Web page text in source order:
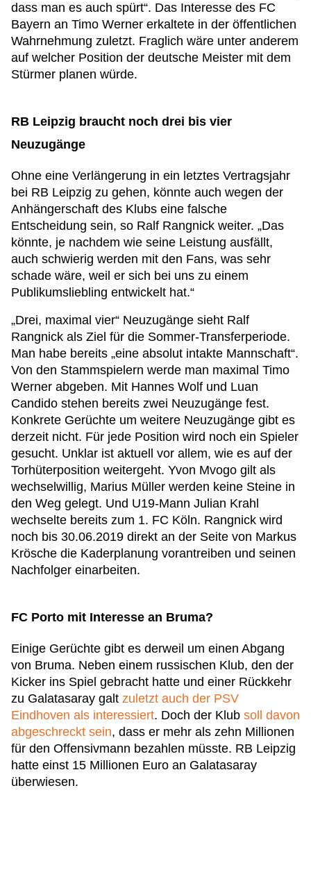
dass man es auch spürt“. Das Interesse des FC
Bayern an Timo Werner erkaltete in der öffentlichen
Wahrnehmung zuletzt. Fraglich wäre unter anderem
auf welcher Position der deutsche Meister mit dem
Stürmer planen würde.
RB Leipzig braucht noch drei bis vier
Neuzugänge
Ohne eine Verlängerung in ein letztes Vertragsjahr
bei RB Leipzig zu gehen, könnte auch wegen der
Anhängerschaft des Klubs eine falsche
Entscheidung sein, so Ralf Rangnick weiter. „Das
könnte, je nachdem wie seine Leistung ausfällt,
auch schwierig werden mit den Fans, was sehr
schade wäre, weil er sich bei uns zu einem
Publikumsliebling entwickelt hat.“
„Drei, maximal vier“ Neuzugänge sieht Ralf
Rangnick als Ziel für die Sommer-Transferperiode.
Man habe bereits „eine absolut intakte Mannschaft“.
Von den Stammspielern werde man maximal Timo
Werner abgeben. Mit Hannes Wolf und Luan
Candido stehen bereits zwei Neuzugänge fest.
Konkrete Gerüchte um weitere Neuzugänge gibt es
derzeit nicht. Für jede Position wird noch ein Spieler
gesucht. Unklar ist aktuell vor allem, wie es auf der
Torhüterposition weitergeht. Yvon Mvogo gilt als
wechselwillig, Marius Müller werden keine Steine in
den Weg gelegt. Und U19-Mann Julian Krahl
wechselte bereits zum 1. FC Köln. Rangnick wird
noch bis 30.06.2019 direkt an der Seite von Markus
Krösche die Kaderplanung vorantreiben und seinen
Nachfolger einarbeiten.
FC Porto mit Interesse an Bruma?
Einige Gerüchte gibt es derweil um einen Abgang
von Bruma. Neben einem russischen Klub, den der
Kicker ins Spiel gebracht hatte und einer Rückkehr
zu Galatasaray galt zuletzt auch der PSV
Eindhoven als interessiert. Doch der Klub soll davon
abgeschreckt sein, dass er mehr als zehn Millionen
für den Offensivmann bezahlen müsste. RB Leipzig
hatte einst 15 Millionen Euro an Galatasaray
überwiesen.